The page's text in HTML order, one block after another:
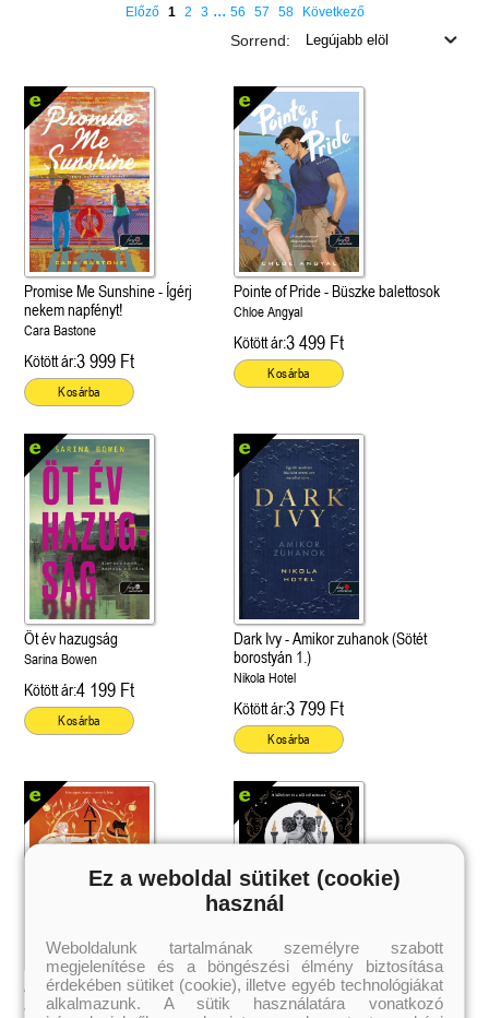
cél (Off-Campus 4.)
olvasható!
21.
Grace and Glory - Kegyelem és
dicsőség (Az Előhírnök-trilógia
3.)Különleges éldekorált kiadás!
31.
Bad Girl Reputation
lány (Avalon Bay 2.)
Elle Kennedy
Előző 1 2 3 ... 56 57 58 Következő
Sorrend:
Promise Me Sunshine - Ígérj
nekem napfényt!
Cara Bastone
Kötött ár:3 999 Ft
Kosárba
Pointe of Pride - Büszke balettosok
Chloe Angyal
Kötött ár:3 499 Ft
Kosárba
Öt év hazugság
Sarina Bowen
Kötött ár:4 199 Ft
Kosárba
Dark Ivy - Amikor zuhanok (Sötét
borostyán 1.)
Nikola Hotel
Kötött ár:3 799 Ft
Kosárba
Atalanta
Jennifer Saint
Hekaté – A boszorkány (Az Alvilág
istennői 1.)
Ez a weboldal sütiket (cookie)
használ
Weboldalunk tartalmának személyre szabott
megjelenítése és a böngészési élmény biztosítása
érdekében sütiket (cookie), illetve egyéb technológiákat
alkalmazunk. A sütik használatára vonatkozó